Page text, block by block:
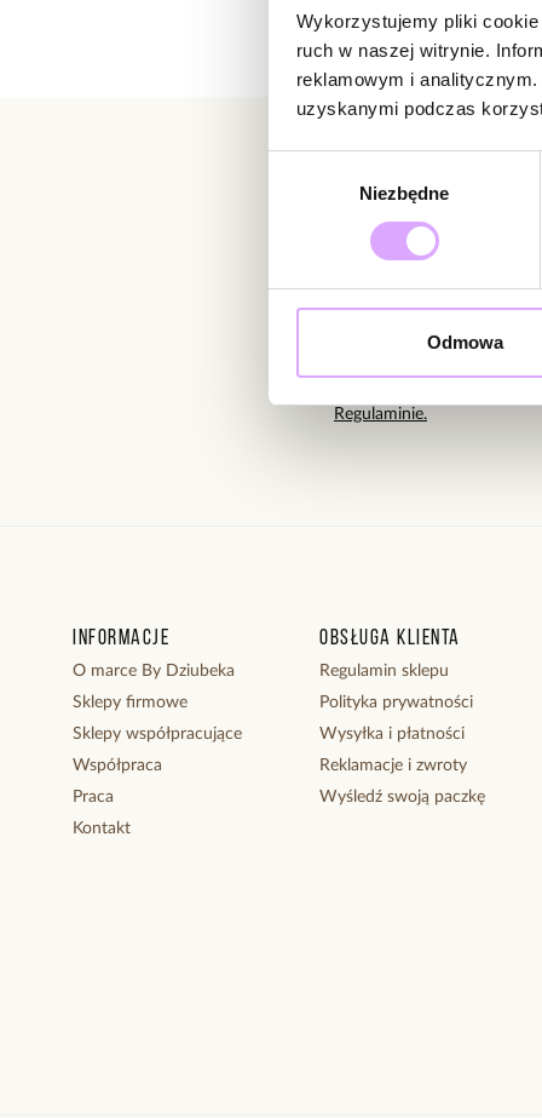
Wykorzystujemy pliki
ruch w naszej witrynie.
reklamowym i
uzyskanymi podczas
Niezbędne
Odmowa
Newsletter
Bądź na bieżąco z
Regulaminie.
Informacje
O marce By Dziubeka
Sklepy firmowe
Sklepy współpracujące
Współpraca
Praca
Kontakt
Obsługa klienta
Regulamin sklepu
Polityka prywatności
Wysyłka i płatności
Reklamacje i zwroty
Wyśledź swoją paczkę